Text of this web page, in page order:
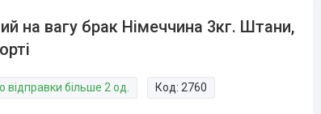
на вагу брак Німеччина 3кг. Штани,
відправки більше 2 од. Код: 2760